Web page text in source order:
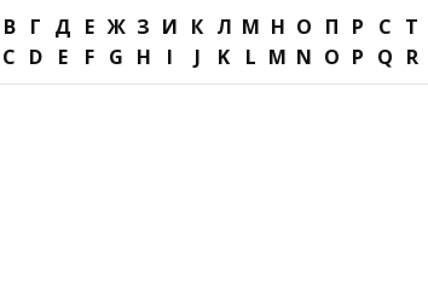
В Г Д Е Ж З И К Л М Н О П Р С Т
C D E F G H I J K L M N O P Q R